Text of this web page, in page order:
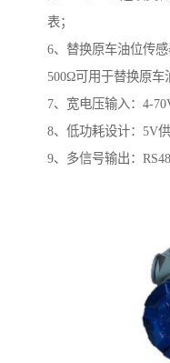
表；
6、替换原车油位传
500Ω可用于替换原车
7、宽电压输入：4-
8、低功耗设计：5V
9、多信号输出：